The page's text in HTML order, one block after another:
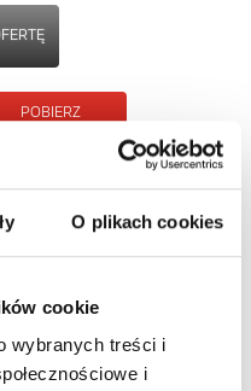
O plikach cookies
cookie
wybranych treści i
i
POBIERZ
oferty